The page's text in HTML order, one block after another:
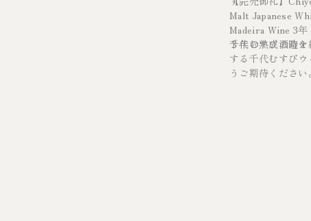
Malt Japanese
Madeira Wine 3
千代むすび酒造
３年の熟成の時
する千代むすび
うご期待ください